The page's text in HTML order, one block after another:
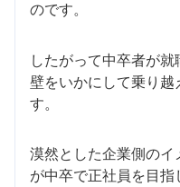
のです。
したがって中卒者が
壁をいかにして乗り越
す。
漠然とした企業側の
が中卒で正社員を目